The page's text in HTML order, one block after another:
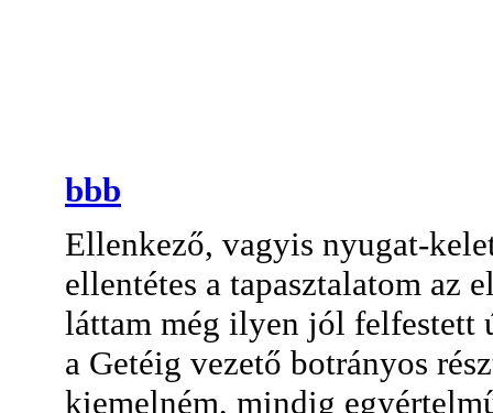
bbb
Ellenkező, vagyis nyugat-
ellentétes a tapasztalatom az
láttam még ilyen jól
a Getéig vezető botrányos
kiemelném, mindig